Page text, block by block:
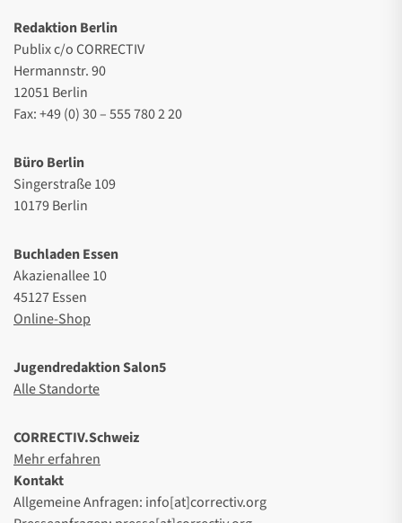
Redaktion Berlin
Publix c/o CORRECTIV
Hermannstr. 90
12051 Berlin
Fax: +49 (0) 30 – 555 780 2 20
Büro Berlin
Singerstraße 109
10179 Berlin
Buchladen Essen
Akazienallee 10
45127 Essen
Online-Shop
Jugendredaktion Salon5
Alle Standorte
CORRECTIV.Schweiz
Mehr erfahren
Kontakt
Allgemeine Anfragen: info[at]correctiv.org